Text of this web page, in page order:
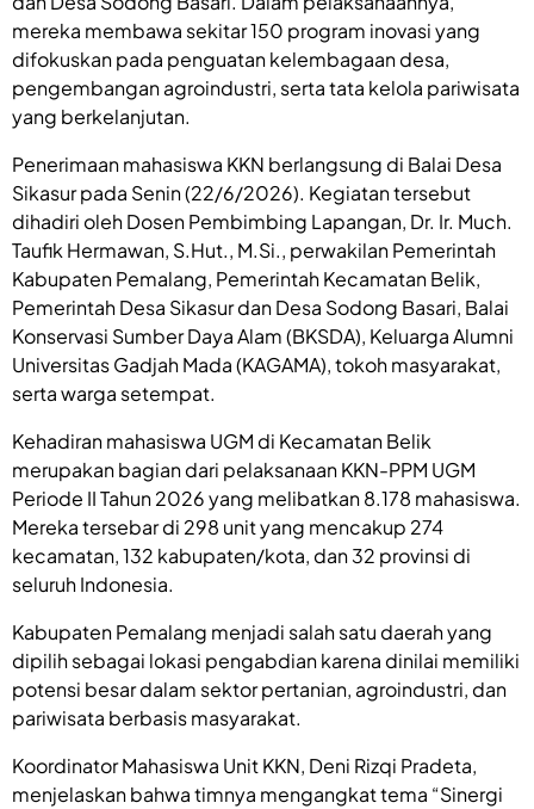
mereka membawa sekitar 150 program inovasi yang
difokuskan pada penguatan kelembagaan desa,
pengembangan agroindustri, serta tata kelola pariwisata
yang berkelanjutan.
Penerimaan mahasiswa KKN berlangsung di Balai Desa
Sikasur pada Senin (22/6/2026). Kegiatan tersebut
dihadiri oleh Dosen Pembimbing Lapangan, Dr. Ir. Much.
Taufik Hermawan, S.Hut., M.Si., perwakilan Pemerintah
Kabupaten Pemalang, Pemerintah Kecamatan Belik,
Pemerintah Desa Sikasur dan Desa Sodong Basari, Balai
Konservasi Sumber Daya Alam (BKSDA), Keluarga Alumni
Universitas Gadjah Mada (KAGAMA), tokoh masyarakat,
serta warga setempat.
Kehadiran mahasiswa UGM di Kecamatan Belik
merupakan bagian dari pelaksanaan KKN-PPM UGM
Periode II Tahun 2026 yang melibatkan 8.178 mahasiswa.
Mereka tersebar di 298 unit yang mencakup 274
kecamatan, 132 kabupaten/kota, dan 32 provinsi di
seluruh Indonesia.
Kabupaten Pemalang menjadi salah satu daerah yang
dipilih sebagai lokasi pengabdian karena dinilai memiliki
potensi besar dalam sektor pertanian, agroindustri, dan
pariwisata berbasis masyarakat.
Koordinator Mahasiswa Unit KKN, Deni Rizqi Pradeta,
menjelaskan bahwa timnya mengangkat tema “Sinergi